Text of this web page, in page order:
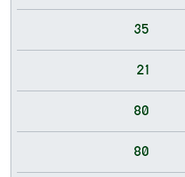
35
21
80
80